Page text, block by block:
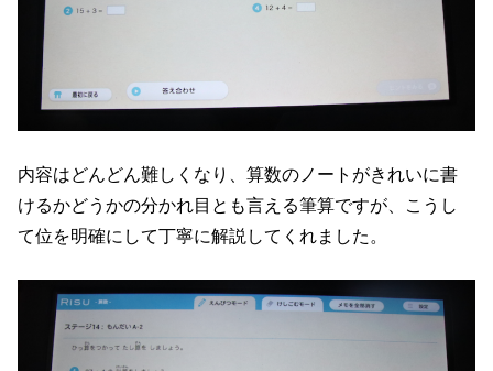
内容はどんどん難しくなり、算数のノートがきれいに書
けるかどうかの分かれ目とも言える筆算ですが、こうし
て位を明確にして丁寧に解説してくれました。